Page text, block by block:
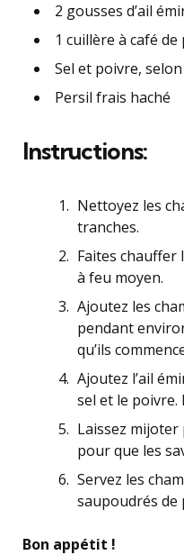
2 gousses d’ail
1 cuillère à café
Sel et poivre,
Persil frais haché
Instructions:
Nettoyez les
tranches.
Faites chauffer
à feu moyen.
Ajoutez les
pendant
qu’ils
Ajoutez l’ail
sel et le poivre.
Laissez
pour que les
Servez les
saupoudrés de
Bon appétit !